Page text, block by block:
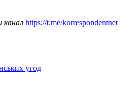
канал https://t.me/korrespondentnet
угод